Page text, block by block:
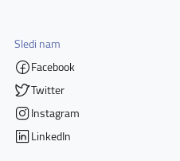
Sledi nam
Facebook
Twitter
Instagram
LinkedIn